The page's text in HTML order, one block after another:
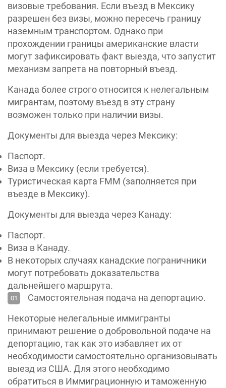
визовые требования. Если въезд в Мексику
разрешен без визы, можно пересечь границу
наземным транспортом. Однако при
прохождении границы американские власти
могут зафиксировать факт выезда, что запустит
механизм запрета на повторный въезд.
Канада более строго относится к нелегальным
мигрантам, поэтому въезд в эту страну
возможен только при наличии визы.
Документы для выезда через Мексику:
Паспорт.
Виза в Мексику (если требуется).
Туристическая карта FMM (заполняется при
въезде в Мексику).
Документы для выезда через Канаду:
Паспорт.
Виза в Канаду.
В некоторых случаях канадские пограничники
могут потребовать доказательства
дальнейшего маршрута.
Самостоятельная подача на депортацию.
Некоторые нелегальные иммигранты
принимают решение о добровольной подаче на
депортацию, так как это избавляет их от
необходимости самостоятельно организовывать
выезд из США. Для этого необходимо
обратиться в Иммиграционную и таможенную